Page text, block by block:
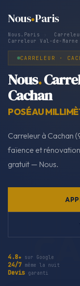
Nous Paris
Nous.Paris
Carreleur Val-de-
CARRELEUR ·
Nous.
Cachan
POSÉ AU
Carreleur à Cachan
faïence et
gratuit — Nous.
4.8★ sur Google
24/7 même la nuit
Devis garanti